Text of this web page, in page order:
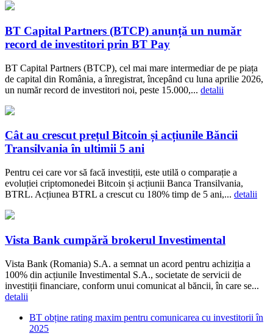
BT Capital Partners (BTCP) anunță un număr
record de investitori prin BT Pay
BT Capital Partners (BTCP), cel mai mare intermediar de pe piața
de capital din România, a înregistrat, începând cu luna aprilie 2026,
un număr record de investitori noi, peste 15.000,... detalii
Cât au crescut prețul Bitcoin și acțiunile Băncii
Transilvania în ultimii 5 ani
Pentru cei care vor să facă investiții, este utilă o comparație a
evoluției criptomonedei Bitcoin și acțiunii Banca Transilvania,
BTRL. Acțiunea BTRL a crescut cu 180% timp de 5 ani,... detalii
Vista Bank cumpără brokerul Investimental
Vista Bank (Romania) S.A. a semnat un acord pentru achiziția a
100% din acțiunile Investimental S.A., societate de servicii de
investiții financiare, conform unui comunicat al băncii, în care se...
detalii
BT obține rating maxim pentru comunicarea cu investitorii în
2025